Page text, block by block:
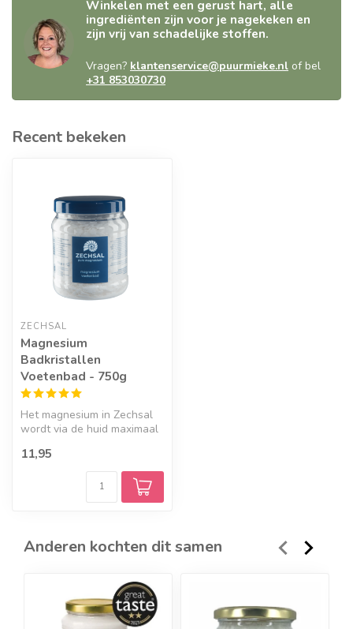
Winkelen met een gerust hart, alle
ingrediënten zijn voor je nagekeken en
zijn vrij van schadelijke stoffen.
Vragen? klantenservice@puurmieke.nl of bel
+31 853030730
Recent bekeken
ZECHSAL
Magnesium
Badkristallen
Voetenbad - 750g
Het magnesium in Zechsal
wordt via de huid maximaal
lichaam. ...
11,95
Anderen kochten dit samen